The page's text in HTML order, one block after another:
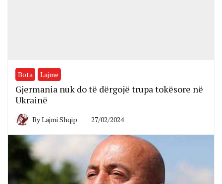
Bota Lajme
Gjermania nuk do të dërgojë trupa tokësore në
Ukrainë
ByLajmi Shqip 27/02/2024